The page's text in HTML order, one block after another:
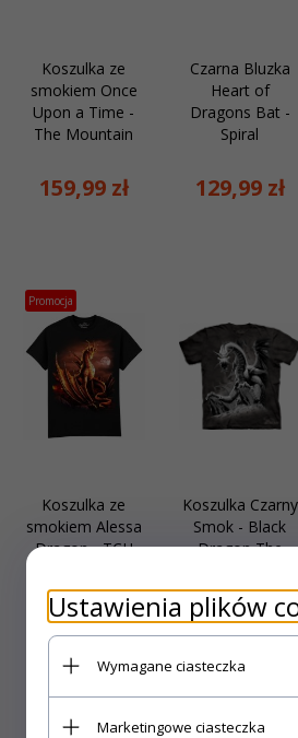
Koszulka ze
smokiem Once
Upon a Time -
The Mountain
159,99 zł
Czarna Bluzka
Heart of
Dragons Bat -
Spiral
129,99 zł
Promocja
Koszulka ze
smokiem Alessa
Dragon - TCH
129,99zł
149,99 zł
Koszulka Czarny
Smok - Black
Dragon The
159,99zł
Ustawienia plików
Wymagane ciasteczka
Marketingowe ciasteczka